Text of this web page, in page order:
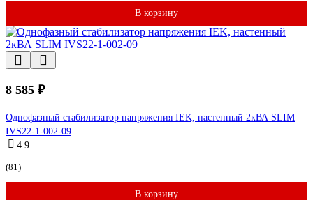
В корзину
8 585 ₽
Однофазный стабилизатор напряжения IEK, настенный 2кВА SLIM
IVS22-1-002-09
4.9
(81)
В корзину